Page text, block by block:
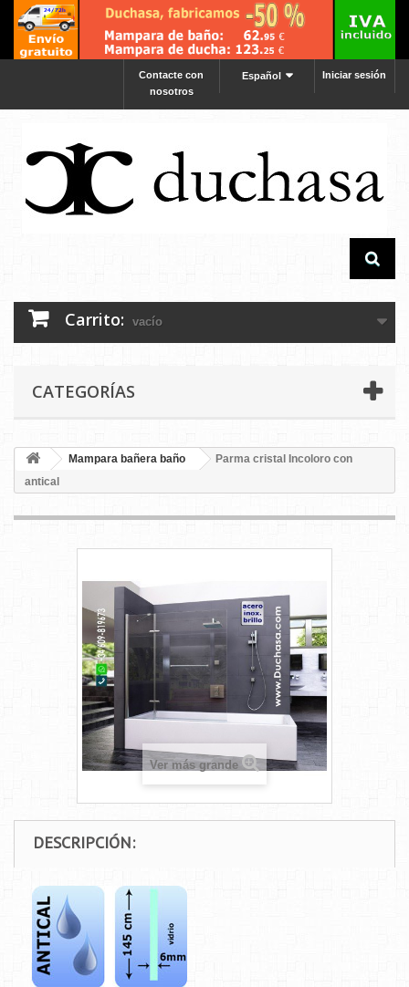
Iniciar sesión
Español
Contacte con
nosotros
Carrito: vacío
CATEGORÍAS
Mampara bañera baño
Parma cristal Incoloro con
antical
Ver más grande
DESCRIPCIÓN: